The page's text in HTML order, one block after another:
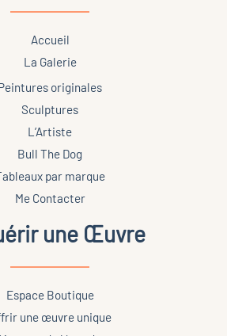
Accueil
La Galerie
originales
Sculptures
L’Artiste
Bull The Dog
par marque
Me Contacter
une Œuvre
Espace Boutique
une œuvre unique